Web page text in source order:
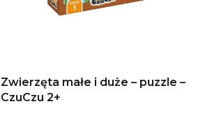
Zwierzęta małe i duże – puzzle –
CzuCzu 2+